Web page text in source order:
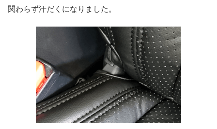
関わらず汗だくになりました。